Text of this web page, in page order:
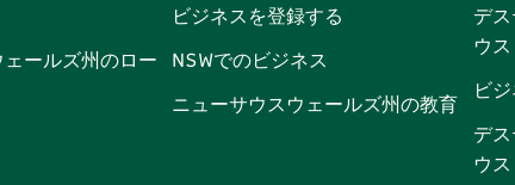
ブ
ッ
ー ー
ブ
グ
ラ
ト ス
ールズ州のロー
ビジネスを登録する
NSWでのビジネス
ニューサウスウェールズ州の教育
デ
ウ
ビ
デ
ウ